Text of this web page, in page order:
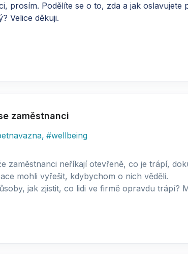
prosím. Podělíte se o to, zda a jak
Velice děkuji.
zaměstnanci
, #wellbeing
zaměstnanci neříkají otevřeně, co je trápí,
mohli vyřešit, kdybychom o nich věděli.
jak zjistit, co lidi ve firmě opravdu trápí?